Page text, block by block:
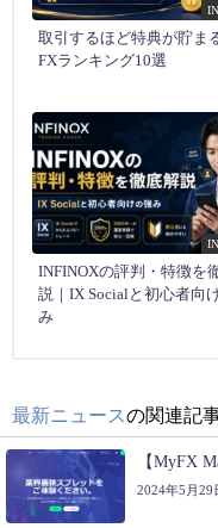
取引するほど特典が貯ま
FXランキング10選
INFINOXの評判・特徴を
説｜IX Socialと初心者向
み
最新ニュースの関連記
【MyFX
2024年5月29